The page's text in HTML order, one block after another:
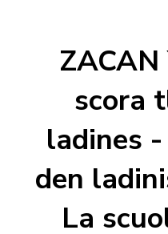
ZACAN
scora
ladines
den
La